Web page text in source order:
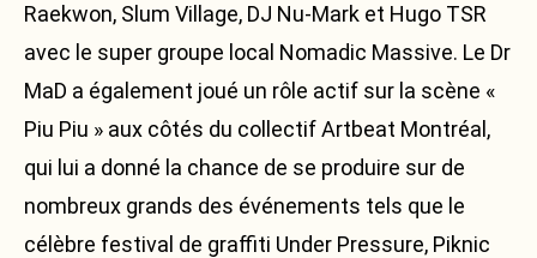
Raekwon, Slum Village, DJ Nu-Mark et Hugo TSR
avec le super groupe local Nomadic Massive. Le Dr
MaD a également joué un rôle actif sur la scène «
Piu Piu » aux côtés du collectif Artbeat Montréal,
qui lui a donné la chance de se produire sur de
nombreux grands des événements tels que le
célèbre festival de graffiti Under Pressure, Piknic